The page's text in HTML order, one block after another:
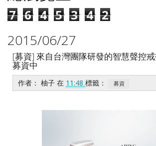
7 6 4 5 3 4 2
2015/06/27
[募資] 來自台灣團隊研發的智慧聲控
募資中
作者： 柚子 在 11:48 標籤： 募資